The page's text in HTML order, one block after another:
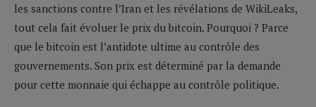
les sanctions contre l’Iran et les révélations de WikiLeaks,
tout cela fait évoluer le prix du bitcoin. Pourquoi ? Parce
que le bitcoin est l’antidote ultime au contrôle des
gouvernements. Son prix est déterminé par la demande
pour cette monnaie qui échappe au contrôle politique.